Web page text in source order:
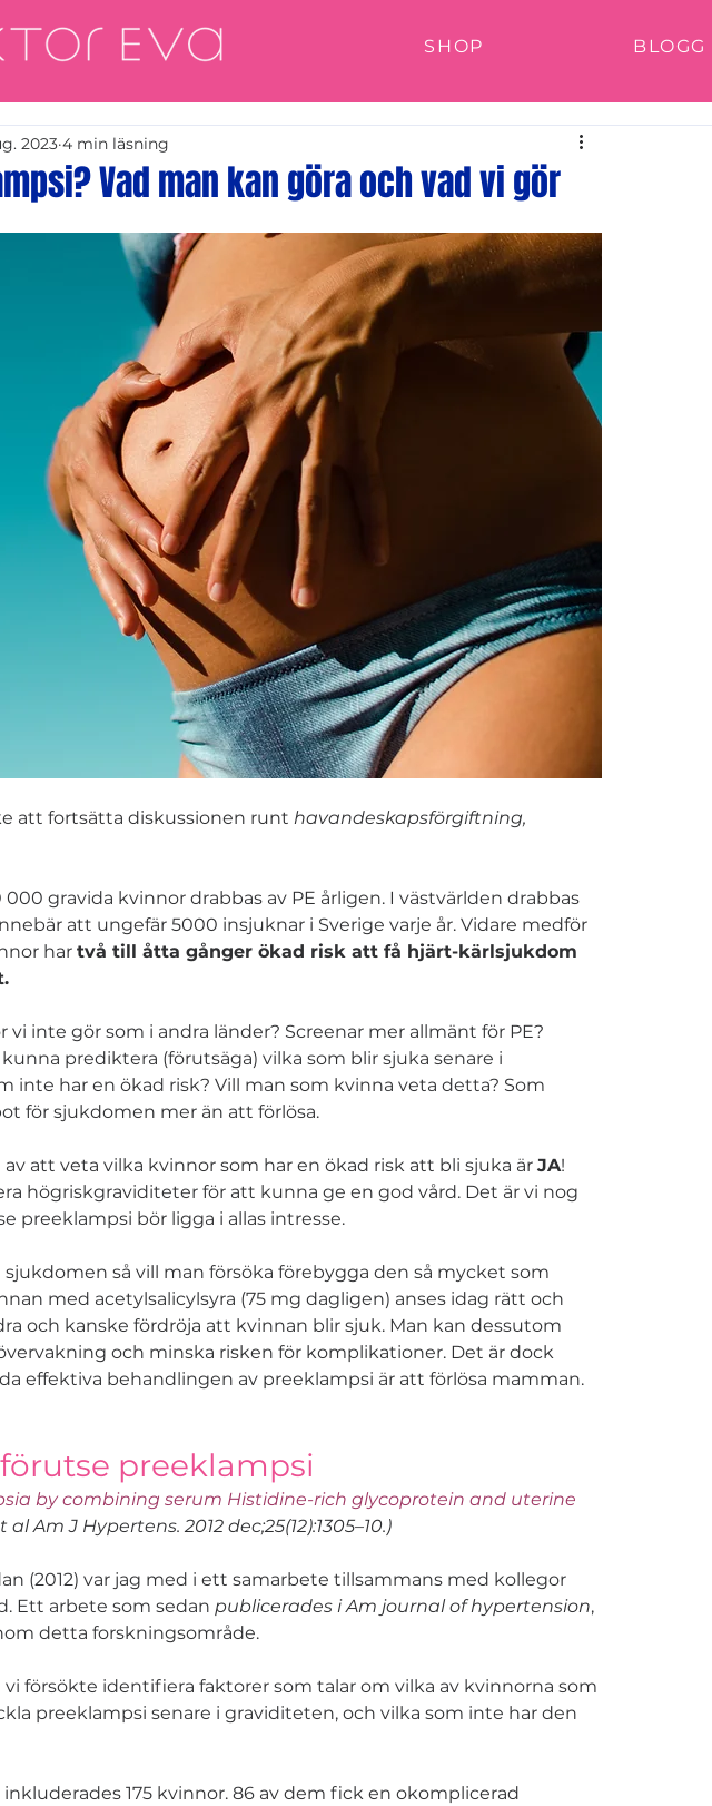
SHOP BLOGG
Vad man kan göra och vad vi gör
2023 4 min läsning
att fortsätta diskussionen runt havandeskapsförgiftning,
gravida kvinnor drabbas av PE årligen. I västvärlden drabbas
att ungefär 5000 insjuknar i Sverige varje år. Vidare medför
har två till åtta gånger ökad risk att få hjärt-kärlsjukdom
vi inte gör som i andra länder? Screenar mer allmänt för PE?
prediktera (förutsäga) vilka som blir sjuka senare i
inte har en ökad risk? Vill man som kvinna veta detta? Som
för sjukdomen mer än att förlösa.
att veta vilka kvinnor som har en ökad risk att bli sjuka är JA!
högriskgraviditeter för att kunna ge en god vård. Det är vi nog
preeklampsi bör ligga i allas intresse.
så vill man försöka förebygga den så mycket som
med acetylsalicylsyra (75 mg dagligen) anses idag rätt och
och kanske fördröja att kvinnan blir sjuk. Man kan dessutom
och minska risken för komplikationer. Det är dock
effektiva behandlingen av preeklampsi är att förlösa mamman.
preeklampsi
by combining serum Histidine-rich glycoprotein and uterine
al Am J Hypertens. 2012 dec;25(12):1305–10.)
(2012) var jag med i ett samarbete tillsammans med kollegor
Ett arbete som sedan publicerades i Am journal of hypertension,
detta forskningsområde.
försökte identifiera faktorer som talar om vilka av kvinnorna som
preeklampsi senare i graviditeten, och vilka som inte har den
175 kvinnor. 86 av dem fick en okomplicerad